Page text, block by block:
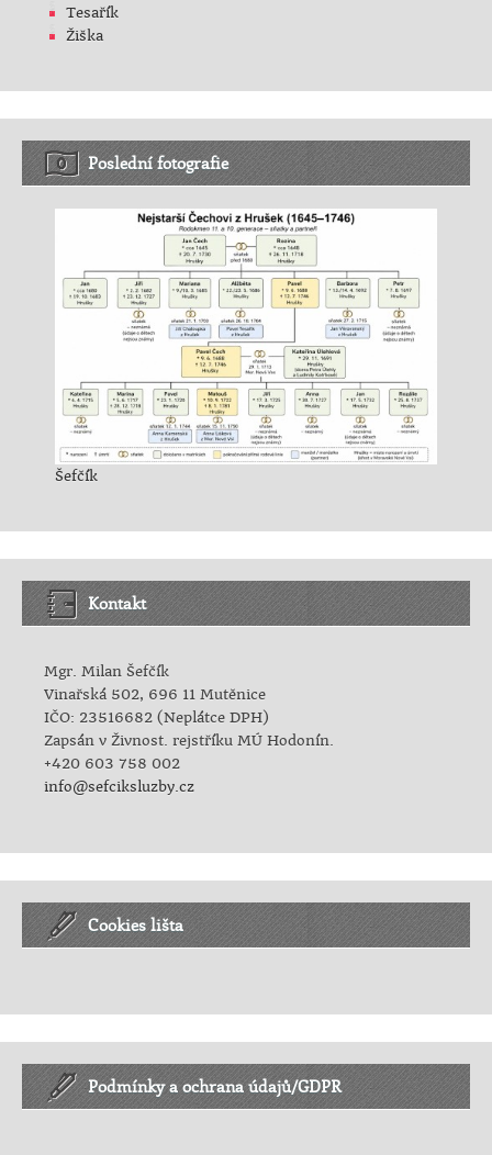
Tesařík
Žiška
Poslední fotografie
Šefčík
Kontakt
Mgr. Milan Šefčík
Vinařská 502, 696 11 Mutěnice
IČO: 23516682 (Neplátce DPH)
Zapsán v Živnost. rejstříku MÚ Hodonín.
+420 603 758 002
info@sefciksluzby.cz
Cookies lišta
Podmínky a ochrana údajů/GDPR